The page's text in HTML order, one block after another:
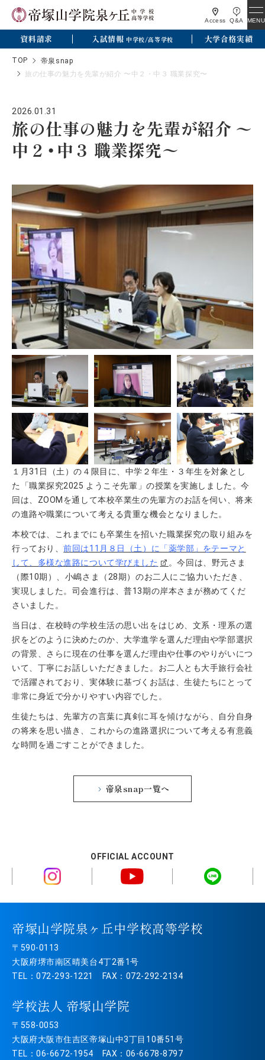
Access Q&A MENU
資料請求 入試情報 中学校/高等学校 大学合格実績
TOP
帝泉snap
旅の仕事の魅力を先輩が紹介 〜中２・中３ 職業探究〜
2026.01.31
旅の仕事の魅力を先輩が紹介 〜
中２・中３ 職業探究〜
１月31日（土）の４限目に、中学２年生・３年生を対象とし
た「職業探究2025 ようこそ先輩」の授業を実施しました。今
回は、ZOOMを通して本校卒業生の先輩方のお話を伺い、将来
の進路や職業について考える貴重な機会となりました。
本校では、これまでにも卒業生を招いた職業探究の取り組みを
行っており、前回は11月８日（土）に「薬学部」をテーマと
して、多様な進路について学びました
。今回は、野元さま
（際10期）、小嶋さま（28期）のお二人にご協力いただき、
実現しました。司会進行は、普13期の岸本さまが務めてくだ
さいました。
当日は、在校時の学校生活の思い出をはじめ、文系・理系の選
択をどのように決めたのか、大学進学を選んだ理由や学部選択
の背景、さらに現在の仕事を選んだ理由や仕事のやりがいにつ
いて、丁寧にお話しいただきました。お二人とも大手旅行会社
で活躍されており、実体験に基づくお話は、生徒たちにとって
非常に身近で分かりやすい内容でした。
生徒たちは、先輩方の言葉に真剣に耳を傾けながら、自分自身
の将来を思い描き、これからの進路選択について考える有意義
な時間を過ごすことができました。
帝泉snap一覧へ
OFFICIAL ACCOUNT
帝塚山学院泉ヶ丘中学校高等学校
〒590-0113
大阪府堺市南区晴美台4丁2番1号
TEL：072-293-1221 FAX：072-292-2134
学校法人 帝塚山学院
〒558-0053
大阪府大阪市住吉区帝塚山中3丁目10番51号
TEL：06-6672-1954 FAX：06-6678-8797